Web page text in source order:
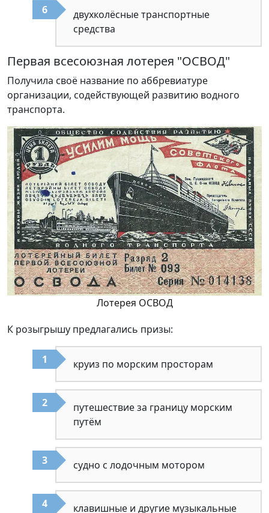
двухколёсные транспортные
средства
Первая всесоюзная лотерея "ОСВОД"
Получила своё название по аббревиатуре
организации, содействующей развитию водного
транспорта.
Лотерея ОСВОД
К розыгрышу предлагались призы:
круиз по морским просторам
путешествие за границу морским
путём
судно с лодочным мотором
клавишные и другие музыкальные